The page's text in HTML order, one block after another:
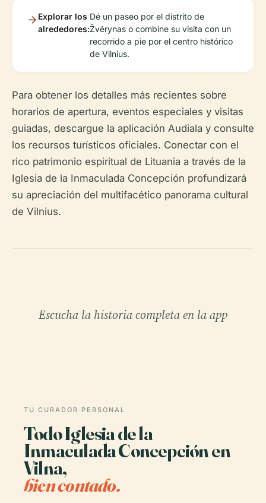
Explorar los
alrededores:
Dé un paseo por el distrito de
Žvėrynas o combine su visita con un
recorrido a pie por el centro histórico
de Vilnius.
Para obtener los detalles más recientes sobre
horarios de apertura, eventos especiales y visitas
guiadas, descargue la aplicación Audiala y consulte
los recursos turísticos oficiales. Conectar con el
rico patrimonio espiritual de Lituania a través de la
Iglesia de la Inmaculada Concepción profundizará
su apreciación del multifacético panorama cultural
de Vilnius.
Escucha la historia completa en la app
TU CURADOR PERSONAL
Todo Iglesia de la
Inmaculada Concepción en
Vilna,
bien contado.